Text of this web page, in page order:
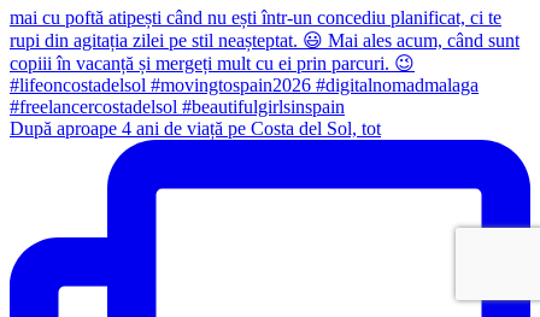
După aproape 4 ani de viață pe Costa del Sol, tot